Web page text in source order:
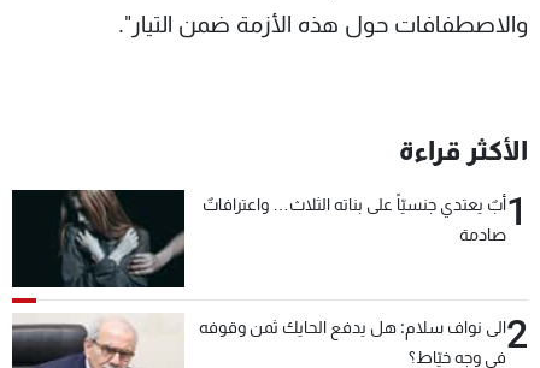
والاصطفافات حول هذه الأزمة ضمن التيار".
الأكثر قراءة
1أبٌ يعتدي جنسيّاً على بناته الثلاث… واعترافاتٌ
صادمة
2الى نواف سلام: هل يدفع الحايك ثمن وقوفه
في وجه خيّاط؟